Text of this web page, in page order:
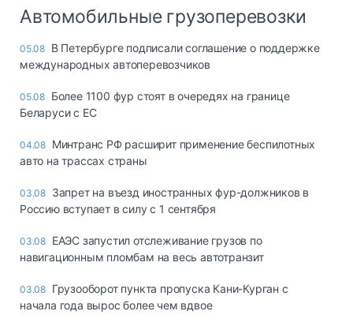
Автомобильные грузоперевозки
05.08 В Петербурге подписали соглашение о поддержке
международных автоперевозчиков
05.08 Более 1100 фур стоят в очередях на границе
Беларуси с ЕС
04.08 Минтранс РФ расширит применение беспилотных
авто на трассах страны
03.08 Запрет на въезд иностранных фур-должников в
Россию вступает в силу с 1 сентября
03.08 ЕАЭС запустил отслеживание грузов по
навигационным пломбам на весь автотранзит
03.08 Грузооборот пункта пропуска Кани-Курган с
начала года вырос более чем вдвое